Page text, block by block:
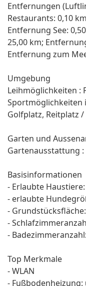
Entfernungen
Restaurants: 0,10
Entfernung See:
25,00 km;
Entfernung zum
Umgebung
Leihmöglichkeiten :
Sportmöglichkeiten
Golfplatz, Reitplatz
Garten und
Gartenausstattung
Basisinformationen
- Erlaubte Haustiere:
- erlaubte
-
-
-
Top Merkmale
- WLAN
- Fußbodenheizung: